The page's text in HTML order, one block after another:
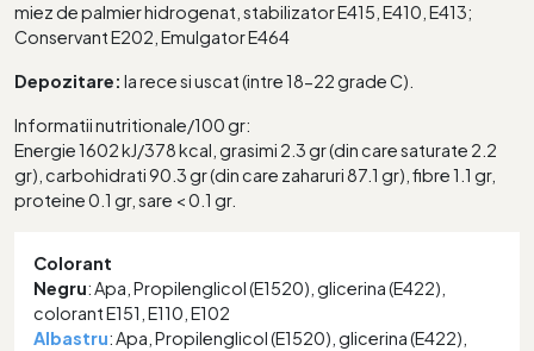
miez de palmier hidrogenat, stabilizator E415, E410, E413;
Conservant E202, Emulgator E464
Depozitare: la rece si uscat (intre 18-22 grade C).
Informatii nutritionale/100 gr:
Energie 1602 kJ/378 kcal, grasimi 2.3 gr (din care saturate 2.2
gr), carbohidrati 90.3 gr (din care zaharuri 87.1 gr), fibre 1.1 gr,
proteine 0.1 gr, sare < 0.1 gr.
Colorant
Negru: Apa, Propilenglicol (E1520), glicerina (E422),
colorant E151, E110, E102
Albastru: Apa, Propilenglicol (E1520), glicerina (E422),